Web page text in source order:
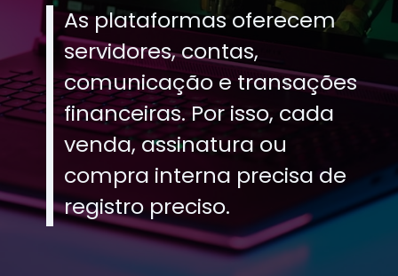
As plataformas oferecem
servidores, contas,
comunicação e transações
financeiras. Por isso, cada
venda, assinatura ou
compra interna precisa de
registro preciso.